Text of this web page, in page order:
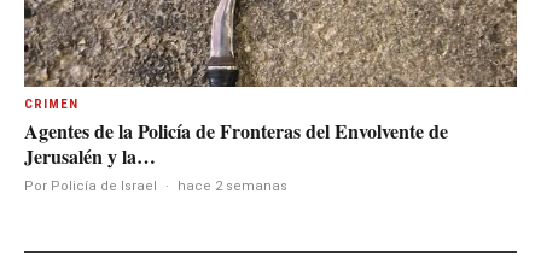
CRIMEN
Agentes de la Policía de Fronteras del Envolvente de
Jerusalén y la…
Por Policía de Israel · hace 2 semanas